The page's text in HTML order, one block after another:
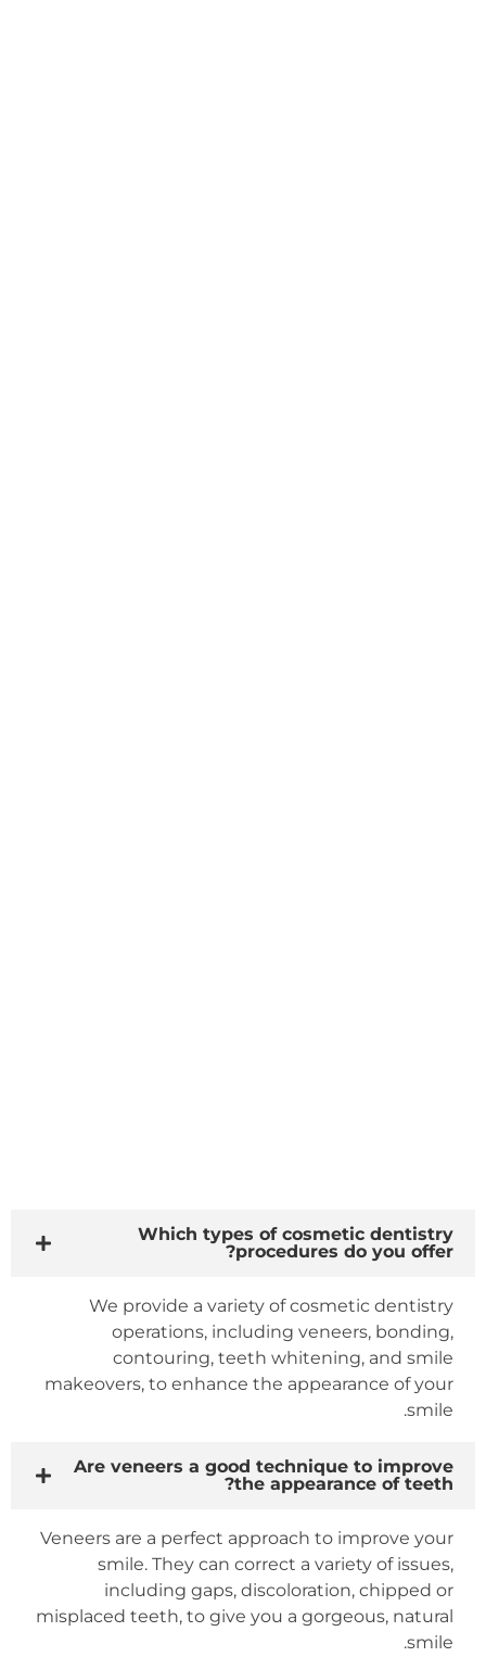
Which types of cosmetic dentistry
procedures do you offer?
We provide a variety of cosmetic dentistry
operations, including veneers, bonding,
contouring, teeth whitening, and smile
makeovers, to enhance the appearance of your
smile.
Are veneers a good technique to improve
the appearance of teeth?
Veneers are a perfect approach to improve your
smile. They can correct a variety of issues,
including gaps, discoloration, chipped or
misplaced teeth, to give you a gorgeous, natural
smile.